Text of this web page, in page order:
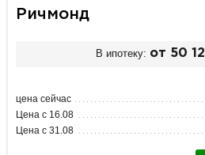
Ричмонд
В ипотеку: от 50
цена сейчас
Цена с 16.08
Цена с 31.08